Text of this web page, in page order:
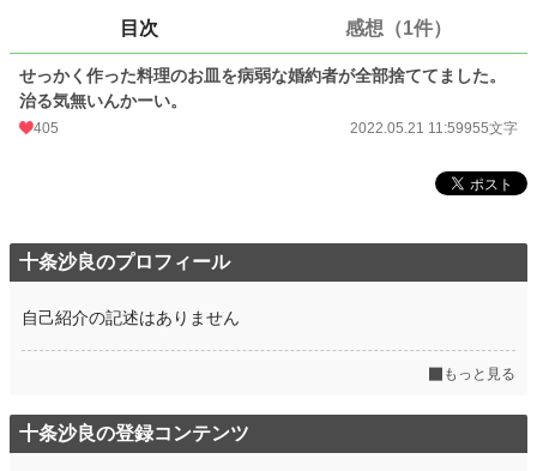
2022.05.21 11:59
初回完結日時 2022.05.21 11:59
週間ポイント 112 pt (32,695 位)
目次 感想（1件）
せっかく作った料理のお皿を病弱な婚約者が全部捨ててました。
治る気無いんかーい。
405 2022.05.21 11:59955文字
十条沙良のプロフィール
自己紹介の記述はありません
もっと見る
十条沙良の登録コンテンツ